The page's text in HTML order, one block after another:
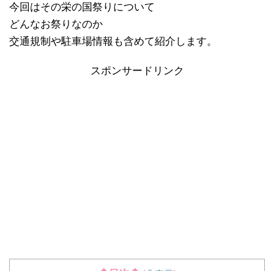
今回はその栄の国祭りについて
どんなお祭りなのか
交通規制や駐車場情報も含めて紹介します。
スポンサードリンク